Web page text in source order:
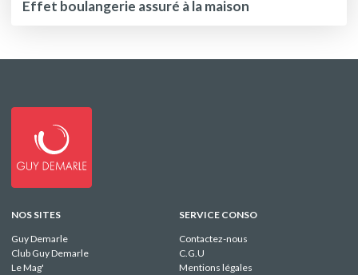
Effet boulangerie assuré à la maison
NOS SITES
Guy Demarle
Club Guy Demarle
Le Mag'
SERVICE CONSO
Contactez-nous
C.G.U
Mentions légales